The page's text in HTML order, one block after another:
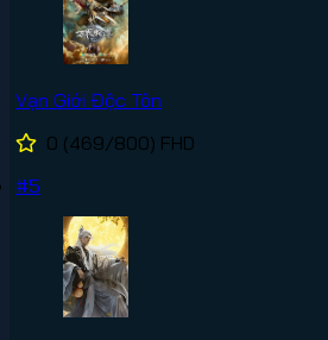
Vạn Giới Độc Tôn
0 (469/800) FHD
#5